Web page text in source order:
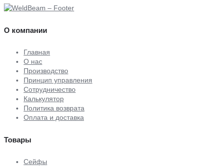
О компании
Главная
О нас
Производство
Принцип управления
Сотрудничество
Калькулятор
Политика возврата
Оплата и доставка
Товары
Cейфы